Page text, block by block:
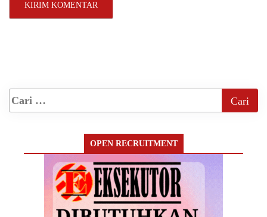
OPEN RECRUITMENT